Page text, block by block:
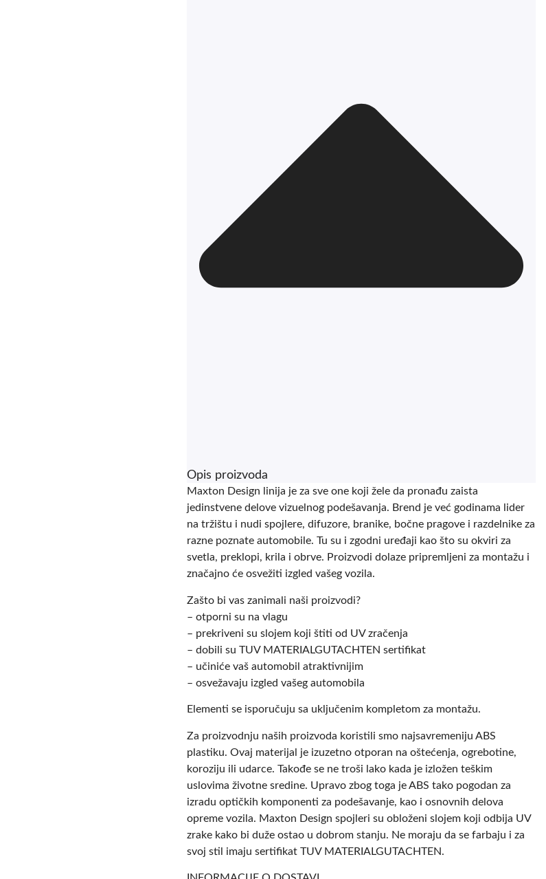
Opis proizvoda
Maxton Design linija je za sve one koji žele da pronađu zaista
jedinstvene delove vizuelnog podešavanja. Brend je već godinama lider
na tržištu i nudi spojlere, difuzore, branike, bočne pragove i razdelnike za
razne poznate automobile. Tu su i zgodni uređaji kao što su okviri za
svetla, preklopi, krila i obrve. Proizvodi dolaze pripremljeni za montažu i
značajno će osvežiti izgled vašeg vozila.
Zašto bi vas zanimali naši proizvodi?
– otporni su na vlagu
– prekriveni su slojem koji štiti od UV zračenja
– dobili su TUV MATERIALGUTACHTEN sertifikat
– učiniće vaš automobil atraktivnijim
– osvežavaju izgled vašeg automobila
Elementi se isporučuju sa uključenim kompletom za montažu.
Za proizvodnju naših proizvoda koristili smo najsavremeniju ABS
plastiku. Ovaj materijal je izuzetno otporan na oštećenja, ogrebotine,
koroziju ili udarce. Takođe se ne troši lako kada je izložen teškim
uslovima životne sredine. Upravo zbog toga je ABS tako pogodan za
izradu optičkih komponenti za podešavanje, kao i osnovnih delova
opreme vozila. Maxton Design spojleri su obloženi slojem koji odbija UV
zrake kako bi duže ostao u dobrom stanju. Ne moraju da se farbaju i za
svoj stil imaju sertifikat TUV MATERIALGUTACHTEN.